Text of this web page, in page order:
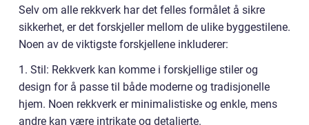
Selv om alle rekkverk har det felles formålet å sikre
sikkerhet, er det forskjeller mellom de ulike byggestilene.
Noen av de viktigste forskjellene inkluderer:
1. Stil: Rekkverk kan komme i forskjellige stiler og
design for å passe til både moderne og tradisjonelle
hjem. Noen rekkverk er minimalistiske og enkle, mens
andre kan være intrikate og detaljerte.